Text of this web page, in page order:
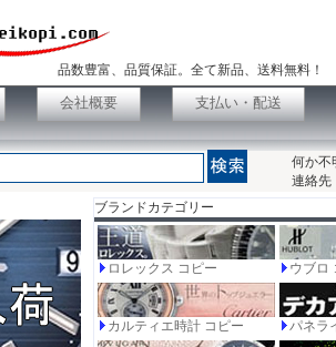
品数豊富、品質保証。全て新品、送料無料！
会社概要 支払い・配送
何か不
連絡
ブランドカテゴリー
ロレックス コピー ウブロ
カルティエ時計 コピー パネラ